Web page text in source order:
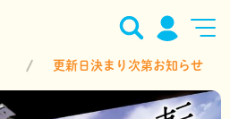
更新日決まり次第お知らせ